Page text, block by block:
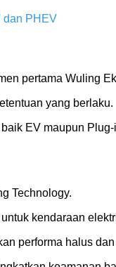
dan PHEV
pertama Wuling
yang berlaku.
EV maupun
Technology.
kendaraan
performa halus